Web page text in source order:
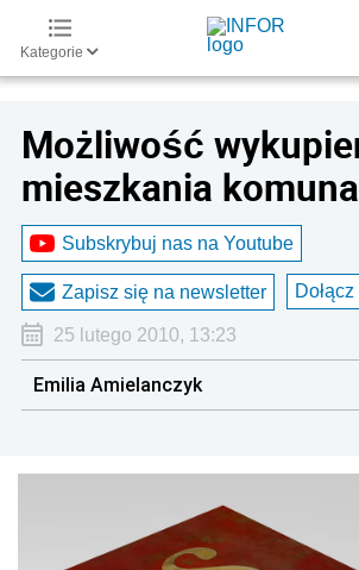
Kategorie
Możliwość
mieszkania
Subskrybuj nas na Youtube
Zapisz się na newsletter
25 lutego 2010, 13:23
Emilia Amielanczyk